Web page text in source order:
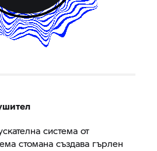
система от
стомана създава гърлен